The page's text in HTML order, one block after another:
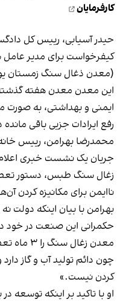
کارفرمایان
حیدر آسیابی، رییس کل
کیفرخواست برای مدیر
(معدن ذغال سنگ زمستان
این معدن معدن هفته
ایمنی و بهداشتی، به صورت
رفع ایرادات جزیی باقی
جریان یک نشست خبری
زغال سنگ طبس، دستور
ناایمن برای مکانیزه کردن
بهرامن با بیان اینکه
حکمرانی این صنعت در خود
معدن
چون دائم تولید آب و گاز
کردن نیست.»
او با تاکید بر اینکه